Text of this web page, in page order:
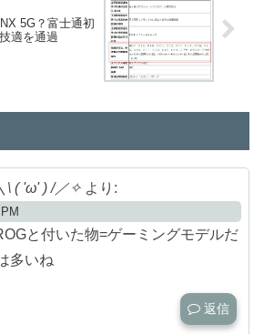
5G？富士通初
適を通過
\ ( 'ω' ) /／✧ より:
と付いた物=ゲーミングモデルだ
多いね
返信